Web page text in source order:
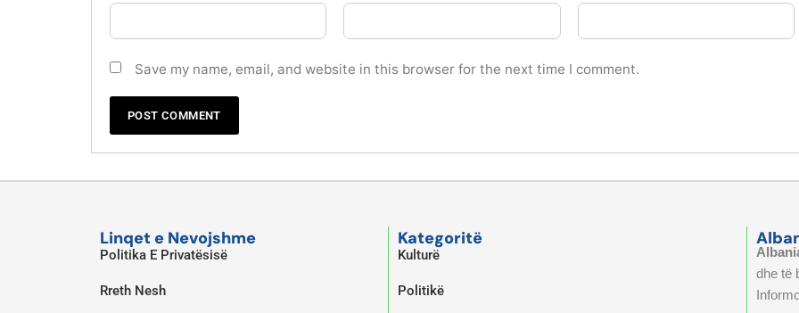
Save my name, email, and website in this browser for the next time I comment.
Linqet e Nevojshme
Politika E Privatësisë
Rreth Nesh
Kategoritë
Kulturë
Politikë
dhe të